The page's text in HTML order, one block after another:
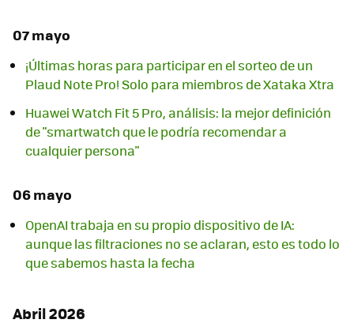
07 mayo
¡Últimas horas para participar en el sorteo de un
Plaud Note Pro! Solo para miembros de Xataka Xtra
Huawei Watch Fit 5 Pro, análisis: la mejor definición
de "smartwatch que le podría recomendar a
cualquier persona"
06 mayo
OpenAI trabaja en su propio dispositivo de IA:
aunque las filtraciones no se aclaran, esto es todo lo
que sabemos hasta la fecha
Abril 2026